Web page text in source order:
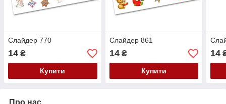
Слайдер 770
14 ₴
Купити
Слайдер 861
14₴
Купити
14